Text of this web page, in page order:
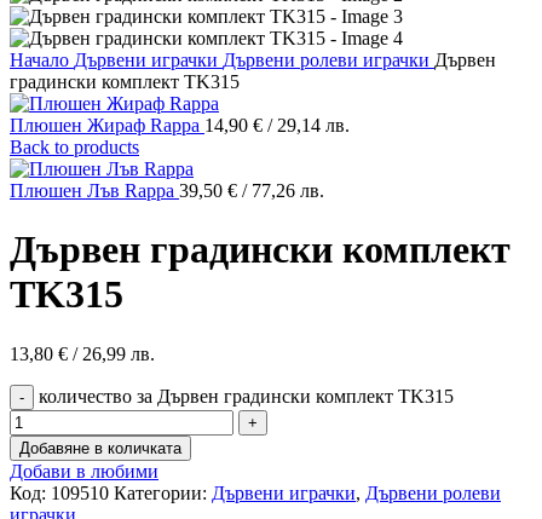
Начало Дървени играчки Дървени ролеви играчки Дървен
градински комплект TK315
Плюшен Жираф Rappa 14,90 € / 29,14 лв.
Back to products
Плюшен Лъв Rappa 39,50 € / 77,26 лв.
Дървен градински комплект
TK315
13,80 € / 26,99 лв.
количество за Дървен градински комплект TK315
Добавяне в количката
Добави в любими
Код: 109510 Категории: Дървени играчки, Дървени ролеви
играчки